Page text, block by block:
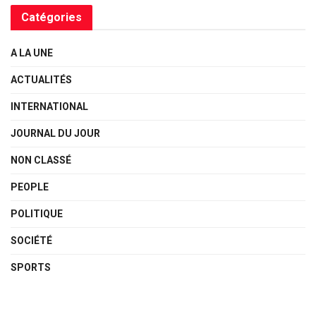
Catégories
A LA UNE
ACTUALITÉS
INTERNATIONAL
JOURNAL DU JOUR
NON CLASSÉ
PEOPLE
POLITIQUE
SOCIÉTÉ
SPORTS